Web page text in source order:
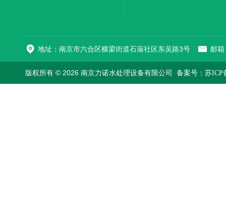
地址：南京市六合区横梁街道石庙社区东吴路3号 邮
版权所有 © 2026 南京力诺水处理设备有限公司 备案号：苏ICP